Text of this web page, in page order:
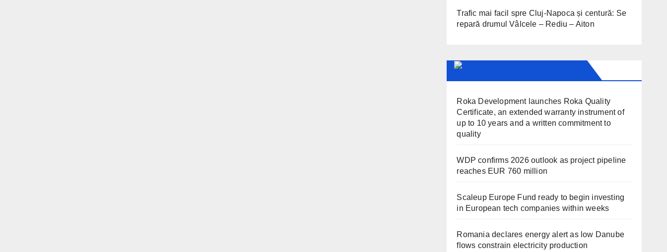
Trafic mai facil spre Cluj-Napoca și centură: Se
repară drumul Vâlcele – Rediu – Aiton
Roka Development launches Roka Quality
Certificate, an extended warranty instrument of
up to 10 years and a written commitment to
quality
WDP confirms 2026 outlook as project pipeline
reaches EUR 760 million
Scaleup Europe Fund ready to begin investing
in European tech companies within weeks
Romania declares energy alert as low Danube
flows constrain electricity production